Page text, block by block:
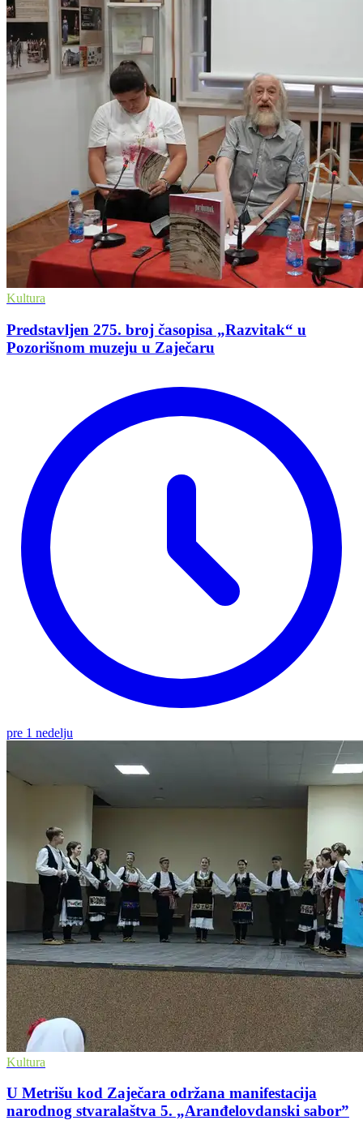
Kultura
Predstavljen 275. broj časopisa „Razvitak“ u
Pozorišnom muzeju u Zaječaru
pre 1 nedelju
Kultura
U Metrišu kod Zaječara održana manifestacija
narodnog stvaralaštva 5. „Aranđelovdanski saborˮ